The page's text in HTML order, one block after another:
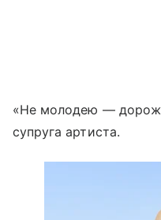
«Не молодею —
супруга артиста.